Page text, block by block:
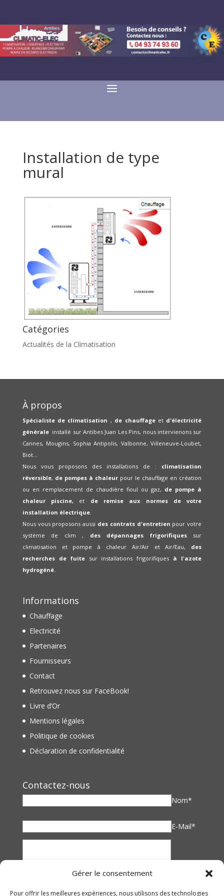
Gérer le consentement
Pour offrir les meilleures expériences, nous utilisons des technologies
Installation de type
mural
Catégories
Actualités de la Climatisation
À propos
Spécialiste de climatisation , de chauffageet d'électricité
générale installé sur Antibes Juan Les Pins, nous intervienons sur
Cannes, Mougins, Sophia Antipolis, Valbonne, Villeneuve-Loubet,
Biot...
Nous vous proposons des installations de : climatisation
réversible, de pompes à chaleurpour le chauffage en création
ou en remplacement de chaudière fioul ou gaz, de pompe à
chaleur piscine, et de remise aux normes de votre
installation électrique.
Nous vous proposons aussi des contrats d'entretien pour votre
système de clim , des dépannages frigorifiquessur
climatisation et pompe à chaleur Air/Air et Air/Eau, des
recherches de fuite sur installations frigorifiques à l'azote
hydrogéné.
Informations
Chauffage
Electricité
Partenaires
Fournisseurs
Contact
Retrouvez nous sur FaceBook!
Livre d’Or
Mentions légales
Politique de cookies
Déclaration de confidentialité
Contactez-nous
Nom*
E-Mail*